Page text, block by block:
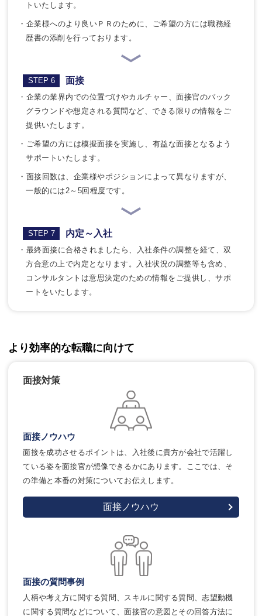
トいたします。
・企業様へのより良いＰＲのために、ご希望の方には職務経
歴書の添削を行っております。
STEP 6 面接
・企業の業界内での位置づけやカルチャー、面接官のバック
グラウンドや想定される質問など、できる限りの情報をご
提供いたします。
・ご希望の方には模擬面接を実施し、有益な面接となるよう
サポートいたします。
・面接回数は、企業様やポジションによって異なりますが、
一般的には2～5回程度です。
STEP 7 内定～入社
・最終面接に合格されましたら、入社条件の調整を経て、双
方合意の上で内定となります。入社状況の調整等も含め、
コンサルタントは意思決定のための情報をご提供し、サポ
ートをいたします。
より効率的な転職に向けて
面接対策
面接ノウハウ
面接を成功させるポイントは、入社後に貴方が会社で活躍し
ている姿を面接官が想像できるかにあります。ここでは、そ
の準備と本番の対策についてお伝えします。
面接ノウハウ
面接の質問事例
人柄や考え方に関する質問、スキルに関する質問、志望動機
に関する質問などについて、面接官の意図とその回答方法に